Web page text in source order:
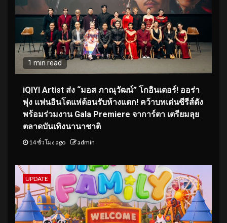
1 min read
iQIYI Artist ส่ง “มอส ภาณุวัฒน์” โกอินเตอร์! ออร่า
พุ่ง แฟนอินโดแห่ต้อนรับห้างแตก! คว้าบทเด่นซีรีส์ดัง
พร้อมร่วมงาน Gala Premiere จาการ์ตา เตรียมลุย
ตลาดบันเทิงนานาชาติ
14 ชั่วโมง ago admin
UPDATE